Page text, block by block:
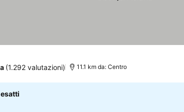
(1.292 valutazioni) 11.1 km da: Centro